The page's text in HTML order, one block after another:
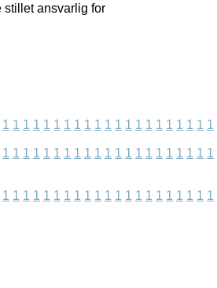
stillet ansvarlig for
1 1 1 1 1 1 1 1 1 1 1 1 1 1 1 1 1 1 1 1 1
1 1 1 1 1 1 1 1 1 1 1 1 1 1 1 1 1 1 1 1 1
1 1 1 1 1 1 1 1 1 1 1 1 1 1 1 1 1 1 1 1 1